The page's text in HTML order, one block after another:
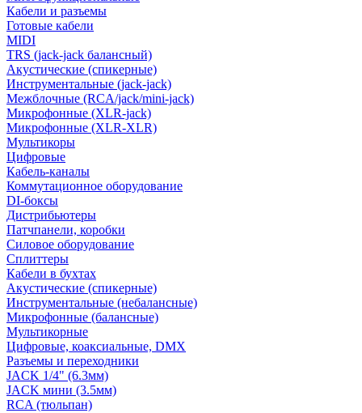
Кабели и разъемы
Готовые кабели
MIDI
TRS (jack-jack балансный)
Акустические (спикерные)
Инструментальные (jack-jack)
Межблочные (RCA/jack/mini-jack)
Микрофонные (XLR-jack)
Микрофонные (XLR-XLR)
Мультикоры
Цифровые
Кабель-каналы
Коммутационное оборудование
DI-боксы
Дистрибьютеры
Патчпанели, коробки
Силовое оборудование
Сплиттеры
Кабели в бухтах
Акустические (спикерные)
Инструментальные (небалансные)
Микрофонные (балансные)
Мультикорные
Цифровые, коаксиальные, DMX
Разъемы и переходники
JACK 1/4" (6.3мм)
JACK мини (3.5мм)
RCA (тюльпан)